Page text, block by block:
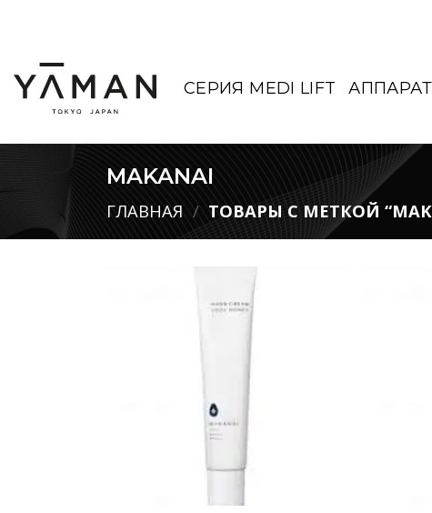
СЕРИЯ MEDI LIFT
MAKANAI
ГЛАВНАЯ / ТОВАРЫ С МЕТКОЙ